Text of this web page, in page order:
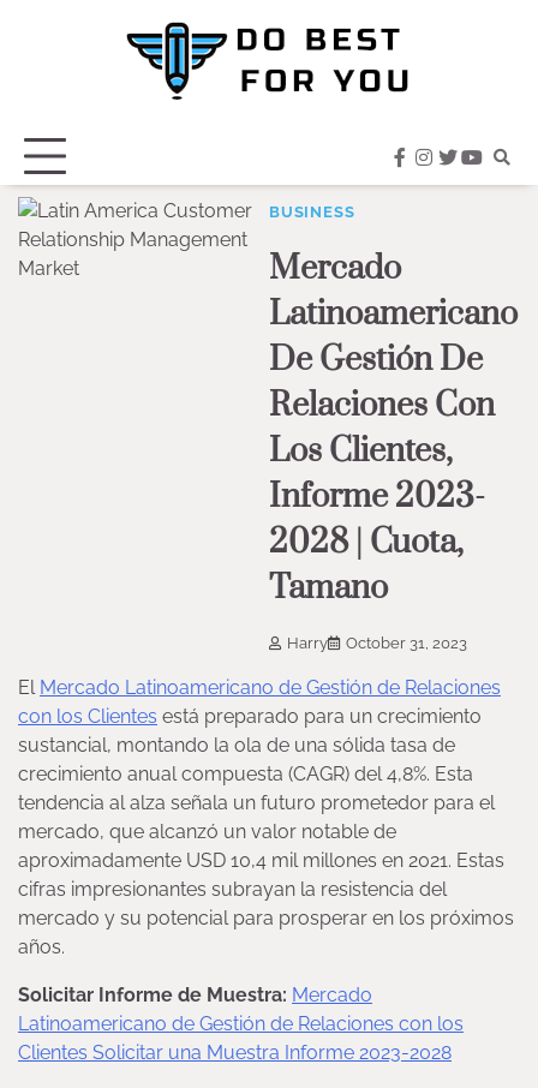
facebook
instagram
twitter
BUSINESS
Mercado
Latinoamericano
De Gestión De
Relaciones Con
Los Clientes,
Informe 2023-
2028 | Cuota,
Tamano
Harry October 31, 2023
El Mercado Latinoamericano de Gestión de Relaciones
con los Clientes está preparado para un crecimiento
sustancial, montando la ola de una sólida tasa de
crecimiento anual compuesta (CAGR) del 4,8%. Esta
tendencia al alza señala un futuro prometedor para el
mercado, que alcanzó un valor notable de
aproximadamente USD 10,4 mil millones en 2021. Estas
cifras impresionantes subrayan la resistencia del
mercado y su potencial para prosperar en los próximos
años.
Solicitar Informe de Muestra: Mercado
Latinoamericano de Gestión de Relaciones con los
Clientes Solicitar una Muestra Informe 2023-2028